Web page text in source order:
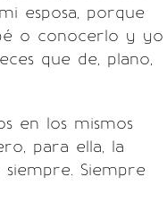
esposa, porque
o conocerlo y yo
que de, plano,
en los mismos
para ella, la
Siempre